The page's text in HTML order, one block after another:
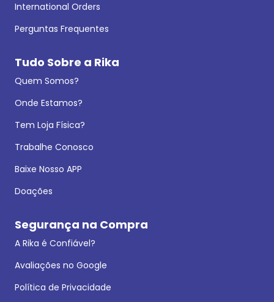
International Orders
Perguntas Frequentes
Tudo Sobre a Rika
Quem Somos?
Onde Estamos?
Tem Loja Física?
Trabalhe Conosco
Baixe Nosso APP
Doações
Segurança na Compra
A Rika é Confiável?
Avaliações no Google
Política de Privacidade